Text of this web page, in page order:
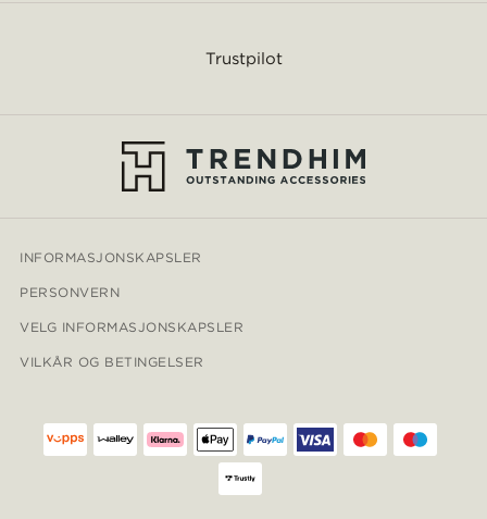
Trustpilot
INFORMASJONSKAPSLER
PERSONVERN
VELG INFORMASJONSKAPSLER
VILKÅR OG BETINGELSER